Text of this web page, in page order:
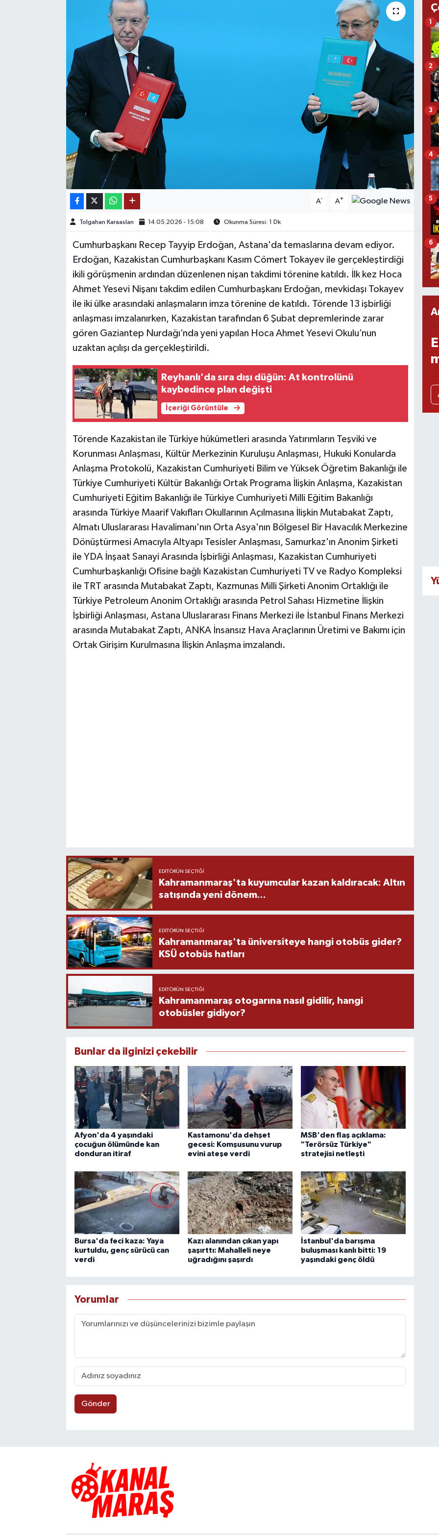
A- A+
Tolgahan Karaaslan 14.05.2026 - 15:08 Okunma Süresi: 1 Dk
Cumhurbaşkanı Recep Tayyip Erdoğan, Astana'da temaslarına devam ediyor.
Erdoğan, Kazakistan Cumhurbaşkanı Kasım Cömert Tokayev ile gerçekleştirdiği
ikili görüşmenin ardından düzenlenen nişan takdimi törenine katıldı. İlk kez Hoca
Ahmet Yesevi Nişanı takdim edilen Cumhurbaşkanı Erdoğan, mevkidaşı Tokayev
ile iki ülke arasındaki anlaşmaların imza törenine de katıldı. Törende 13 işbirliği
anlaşması imzalanırken, Kazakistan tarafından 6 Şubat depremlerinde zarar
gören Gaziantep Nurdağı’nda yeni yapılan Hoca Ahmet Yesevi Okulu’nun
uzaktan açılışı da gerçekleştirildi.
Reyhanlı'da sıra dışı düğün: At kontrolünü
kaybedince plan değişti
İçeriği Görüntüle
Törende Kazakistan ile Türkiye hükümetleri arasında Yatırımların Teşviki ve
Korunması Anlaşması, Kültür Merkezinin Kuruluşu Anlaşması, Hukuki Konularda
Anlaşma Protokolü, Kazakistan Cumhuriyeti Bilim ve Yüksek Öğretim Bakanlığı ile
Türkiye Cumhuriyeti Kültür Bakanlığı Ortak Programa İlişkin Anlaşma, Kazakistan
Cumhuriyeti Eğitim Bakanlığı ile Türkiye Cumhuriyeti Milli Eğitim Bakanlığı
arasında Türkiye Maarif Vakıfları Okullarının Açılmasına İlişkin Mutabakat Zaptı,
Almatı Uluslararası Havalimanı'nın Orta Asya'nın Bölgesel Bir Havacılık Merkezine
Dönüştürmesi Amacıyla Altyapı Tesisler Anlaşması, Samurkaz'ın Anonim Şirketi
ile YDA İnşaat Sanayi Arasında İşbirliği Anlaşması, Kazakistan Cumhuriyeti
Cumhurbaşkanlığı Ofisine bağlı Kazakistan Cumhuriyeti TV ve Radyo Kompleksi
ile TRT arasında Mutabakat Zaptı, Kazmunas Milli Şirketi Anonim Ortaklığı ile
Türkiye Petroleum Anonim Ortaklığı arasında Petrol Sahası Hizmetine İlişkin
İşbirliği Anlaşması, Astana Uluslararası Finans Merkezi ile İstanbul Finans Merkezi
arasında Mutabakat Zaptı, ANKA İnsansız Hava Araçlarının Üretimi ve Bakımı için
Ortak Girişim Kurulmasına İlişkin Anlaşma imzalandı.
EDITÖRÜN SEÇTIĞI
Kahramanmaraş'ta kuyumcular kazan kaldıracak: Altın
satışında yeni dönem...
EDITÖRÜN SEÇTIĞI
Kahramanmaraş'ta üniversiteye hangi otobüs gider?
KSÜ otobüs hatları
EDITÖRÜN SEÇTIĞI
Kahramanmaraş otogarına nasıl gidilir, hangi
otobüsler gidiyor?
Bunlar da ilginizi çekebilir
Afyon'da 4 yaşındaki
çocuğun ölümünde kan
donduran itiraf
Kastamonu'da dehşet
gecesi: Komşusunu vurup
evini ateşe verdi
MSB'den flaş açıklama:
"Terörsüz Türkiye"
stratejisi netleşti
Bursa'da feci kaza: Yaya
kurtuldu, genç sürücü can
verdi
Kazı alanından çıkan yapı
şaşırttı: Mahalleli neye
uğradığını şaşırdı
İstanbul'da barışma
buluşması kanlı bitti: 19
yaşındaki genç öldü
Yorumlar
Gönder
1
2
3
4
5
6
OTOMOTİV
KÜLTÜR SANAT